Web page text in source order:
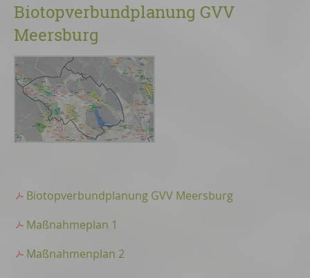
Biotopverbundplanung GVV
Meersburg
Biotopverbundplanung GVV Meersburg
Maßnahmeplan 1
Maßnahmenplan 2